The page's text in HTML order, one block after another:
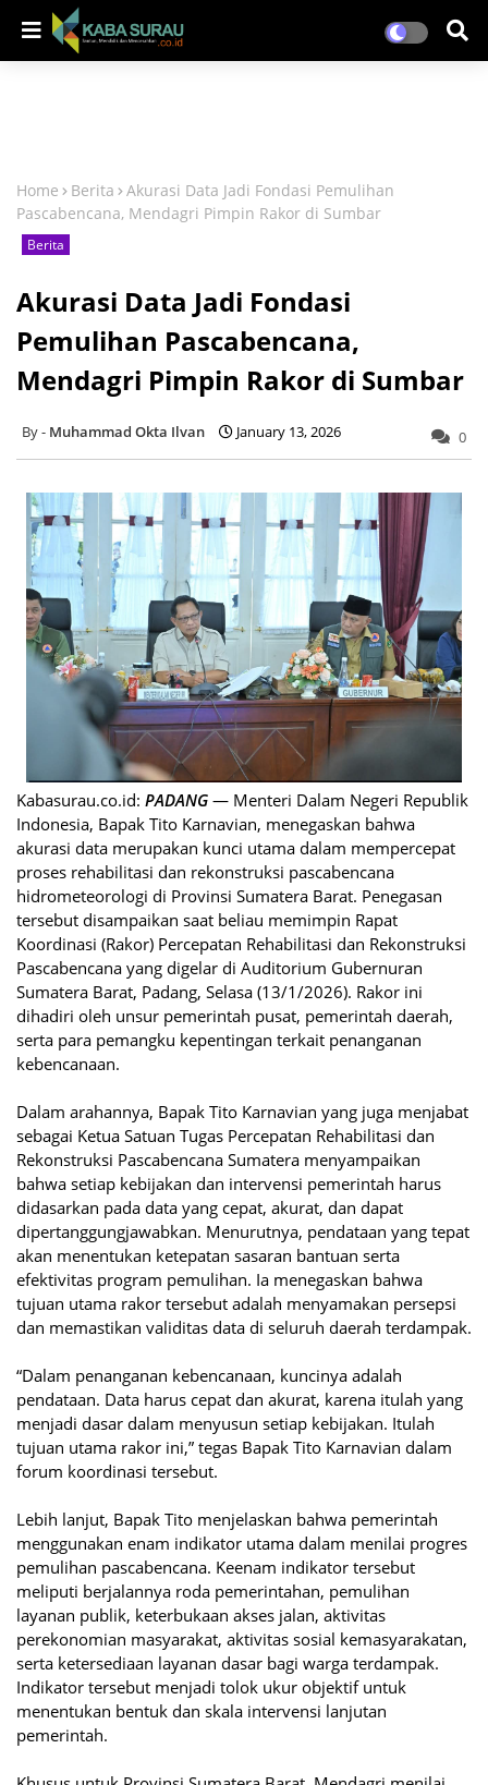
Home Berita
Akurasi Data Jadi Fondasi Pemulihan
Pascabencana, Mendagri Pimpin Rakor di Sumbar
Berita
Akurasi Data Jadi Fondasi
Pemulihan Pascabencana,
Mendagri Pimpin Rakor di Sumbar
Muhammad Okta Ilvan January 13, 2026 0
Kabasurau.co.id: PADANG — Menteri Dalam Negeri Republik
Indonesia, Bapak Tito Karnavian, menegaskan bahwa
akurasi data merupakan kunci utama dalam mempercepat
proses rehabilitasi dan rekonstruksi pascabencana
hidrometeorologi di Provinsi Sumatera Barat. Penegasan
tersebut disampaikan saat beliau memimpin Rapat
Koordinasi (Rakor) Percepatan Rehabilitasi dan Rekonstruksi
Pascabencana yang digelar di Auditorium Gubernuran
Sumatera Barat, Padang, Selasa (13/1/2026). Rakor ini
dihadiri oleh unsur pemerintah pusat, pemerintah daerah,
serta para pemangku kepentingan terkait penanganan
kebencanaan.
Dalam arahannya, Bapak Tito Karnavian yang juga menjabat
sebagai Ketua Satuan Tugas Percepatan Rehabilitasi dan
Rekonstruksi Pascabencana Sumatera menyampaikan
bahwa setiap kebijakan dan intervensi pemerintah harus
didasarkan pada data yang cepat, akurat, dan dapat
dipertanggungjawabkan. Menurutnya, pendataan yang tepat
akan menentukan ketepatan sasaran bantuan serta
efektivitas program pemulihan. Ia menegaskan bahwa
tujuan utama rakor tersebut adalah menyamakan persepsi
dan memastikan validitas data di seluruh daerah terdampak.
“Dalam penanganan kebencanaan, kuncinya adalah
pendataan. Data harus cepat dan akurat, karena itulah yang
menjadi dasar dalam menyusun setiap kebijakan. Itulah
tujuan utama rakor ini,” tegas Bapak Tito Karnavian dalam
forum koordinasi tersebut.
Lebih lanjut, Bapak Tito menjelaskan bahwa pemerintah
menggunakan enam indikator utama dalam menilai progres
pemulihan pascabencana. Keenam indikator tersebut
meliputi berjalannya roda pemerintahan, pemulihan
layanan publik, keterbukaan akses jalan, aktivitas
perekonomian masyarakat, aktivitas sosial kemasyarakatan,
serta ketersediaan layanan dasar bagi warga terdampak.
Indikator tersebut menjadi tolok ukur objektif untuk
menentukan bentuk dan skala intervensi lanjutan
pemerintah.